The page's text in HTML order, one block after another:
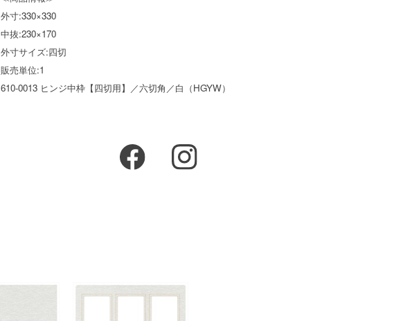
外寸:330×330
中抜:230×170
外寸サイズ:四切
販売単位:1
610-0013 ヒンジ中枠【四切用】／六切角／白（HGYW）